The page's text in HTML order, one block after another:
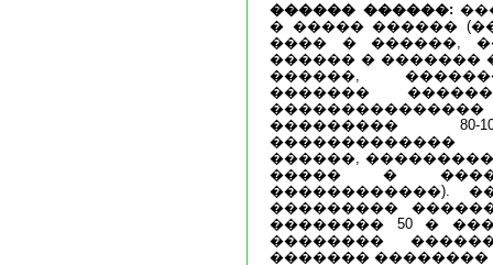
������ ������:
� ����� ������
���� � ������,
������ � �������
������,
�������
���������
������,
����� �
������������).
���������
�������� 50 �
��������
������� ��������